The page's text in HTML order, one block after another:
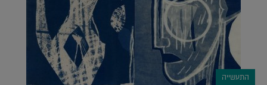
התעשייה